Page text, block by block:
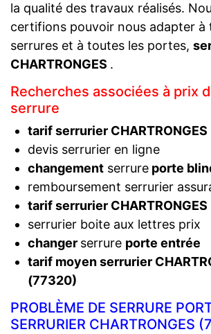
la qualité des travaux réalisés.
certifions pouvoir nous adapter à
serrures et à toutes les portes,
CHARTRONGES .
Recherches associées à prix
serrure
tarif serrurier CHARTRONGES
devis serrurier en ligne
changementserrureporte
remboursement serrurier
tarif serrurier
serrurier boite aux lettres prix
changer serrure porte entrée
tarif moyen serrurier
(77320)
PROBLÈME DE SERRURE
SERRURIER CHARTRONGES